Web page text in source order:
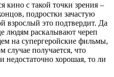
кино с такой точки зрения –
подростки зачастую
взрослый это подтвердит. Да
людям раскалывают череп
на супергеройские фильмы,
случае получается, что
недостаточно хорошая, то ли